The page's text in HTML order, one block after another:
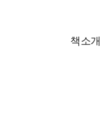
책소개